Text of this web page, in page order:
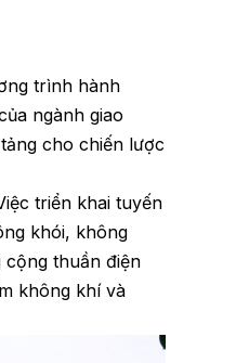
trình hành
ngành giao
cho chiến lược
triển khai tuyến
khói, không
cộng thuần điện
không khí và